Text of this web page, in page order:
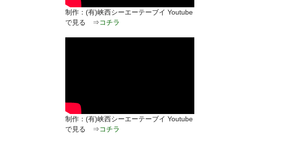
制作：(有)峡西シーエーテーブイ Youtube
で見る ⇒コチラ
制作：(有)峡西シーエーテーブイ Youtube
で見る ⇒コチラ